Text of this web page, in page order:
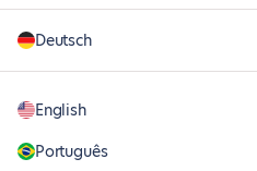
Deutsch
English
Português